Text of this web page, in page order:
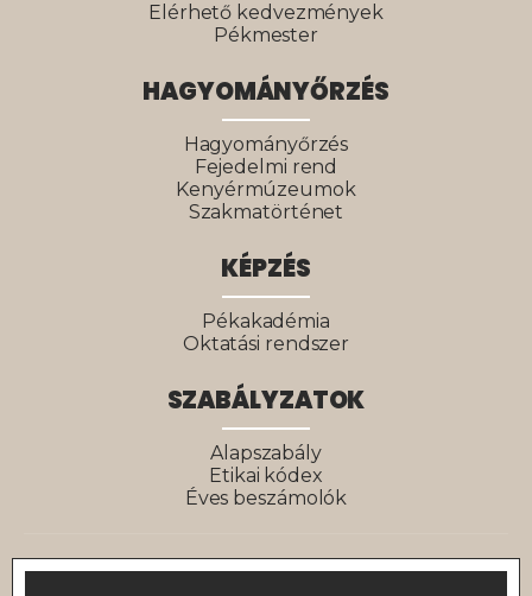
Elérhető kedvezmények
Pékmester
HAGYOMÁNYŐRZÉS
Hagyományőrzés
Fejedelmi rend
Kenyérmúzeumok
Szakmatörténet
KÉPZÉS
Pékakadémia
Oktatási rendszer
SZABÁLYZATOK
Alapszabály
Etikai kódex
Éves beszámolók